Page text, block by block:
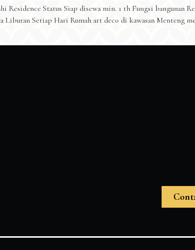
Status Siap disewa min. 1 th Fungsi bangunan
Liburan Setiap Hari Rumah art deco di kawasan Menteng